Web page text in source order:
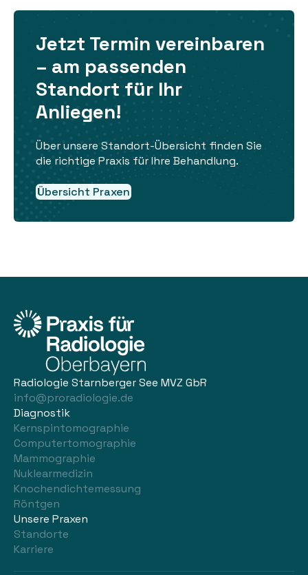
Jetzt Termin vereinbaren
– am passenden
Standort für Ihr
Anliegen!
Über unsere Standort-Übersicht finden Sie
die richtige Praxis für Ihre Behandlung.
Übersicht Praxen
Radiologie Starnberger See MVZ GbR
info@proradiologie.de
Diagnostik
Kernspintomographie
Computertomographie
Mammographie
Nuklearmedizin
Knochendichtemessung
Röntgen
Unsere Praxen
Standorte
Karriere